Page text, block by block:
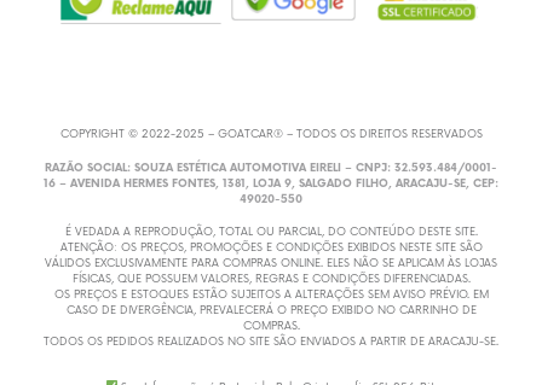
COPYRIGHT © 2022-2025 – GOATCAR® – TODOS OS DIREITOS RESERVADOS
RAZÃO SOCIAL: SOUZA ESTÉTICA AUTOMOTIVA EIRELI – CNPJ: 32.593.484/0001-
16 – AVENIDA HERMES FONTES, 1381, LOJA 9, SALGADO FILHO, ARACAJU-SE, CEP:
49020-550
É VEDADA A REPRODUÇÃO, TOTAL OU PARCIAL, DO CONTEÚDO DESTE SITE.
ATENÇÃO: OS PREÇOS, PROMOÇÕES E CONDIÇÕES EXIBIDOS NESTE SITE SÃO
VÁLIDOS EXCLUSIVAMENTE PARA COMPRAS ONLINE. ELES NÃO SE APLICAM ÀS LOJAS
FÍSICAS, QUE POSSUEM VALORES, REGRAS E CONDIÇÕES DIFERENCIADAS.
OS PREÇOS E ESTOQUES ESTÃO SUJEITOS A ALTERAÇÕES SEM AVISO PRÉVIO. EM
CASO DE DIVERGÊNCIA, PREVALECERÁ O PREÇO EXIBIDO NO CARRINHO DE
COMPRAS.
TODOS OS PEDIDOS REALIZADOS NO SITE SÃO ENVIADOS A PARTIR DE ARACAJU-SE.